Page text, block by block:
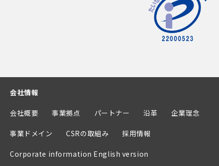
会社情報
会社概要 事業拠点 パートナー 沿革 企業理念
事業ドメイン CSRの取組み 採用情報
Corporate information English version